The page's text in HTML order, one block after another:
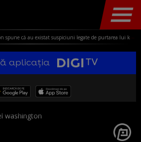
suspiciuni legate de purtarea lui kevin spacey cu decenii în urmă: „asta e între el și dumnezeu”
aplicația